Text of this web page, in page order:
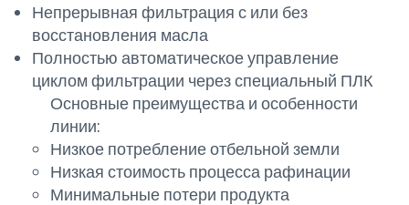
Непрерывная фильтрация с или без
восстановления масла
Полностью автоматическое управление
циклом фильтрации через специальный ПЛК
Основные преимущества и особенности
линии:
Низкое потребление отбельной земли
Низкая стоимость процесса рафинации
Минимальные потери продукта